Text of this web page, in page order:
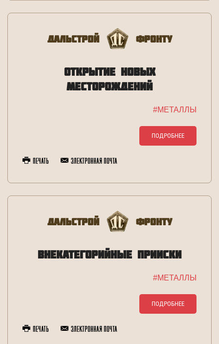
Дальстрой Фронту
ОТКРЫТИЕ НОВЫХ
МЕСТОРОЖДЕНИЙ
#МЕТАЛЛЫ
ПОДРОБНЕЕ
Печать Электронная почта
Дальстрой Фронту
ВНЕКАТЕГОРИЙНЫЕ ПРИИСКИ
#МЕТАЛЛЫ
ПОДРОБНЕЕ
Печать Электронная почта